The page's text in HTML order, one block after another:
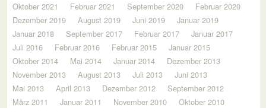
Oktober 2021 Februar 2021 September 2020
Februar 2020
Dezember 2019
August 2019 Juni 2019
Januar 2019
Januar 2018
September 2017 Februar 2017
Januar 2017
Juli 2016
Februar 2016 Februar 2015
Januar 2015
Oktober 2014
Mai 2014 Januar 2014
Dezember 2013
November 2013
August 2013 Juli 2013
Juni 2013
Mai 2013
April 2013 Dezember 2012
September 2012
März 2011
Januar 2011 November 2010
Oktober 2010